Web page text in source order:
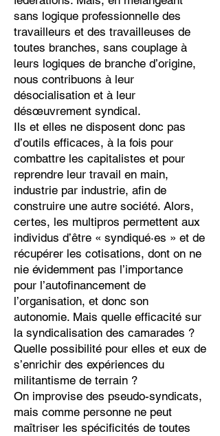
sans logique professionnelle des
travailleurs et des travailleuses de
toutes branches, sans couplage à
leurs logiques de branche d’origine,
nous contribuons à leur
désocialisation et à leur
désœuvrement syndical.
Ils et elles ne disposent donc pas
d’outils efficaces, à la fois pour
combattre les capitalistes et pour
reprendre leur travail en main,
industrie par industrie, afin de
construire une autre société. Alors,
certes, les multipros permettent aux
individus d’être « syndiqué·es » et de
récupérer les cotisations, dont on ne
nie évidemment pas l’importance
pour l’autofinancement de
l’organisation, et donc son
autonomie. Mais quelle efficacité sur
la syndicalisation des camarades ?
Quelle possibilité pour elles et eux de
s’enrichir des expériences du
militantisme de terrain ?
On improvise des pseudo-syndicats,
mais comme personne ne peut
maîtriser les spécificités de toutes